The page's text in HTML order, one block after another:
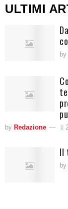
ULTIMI
by
by Redazione
Il
by